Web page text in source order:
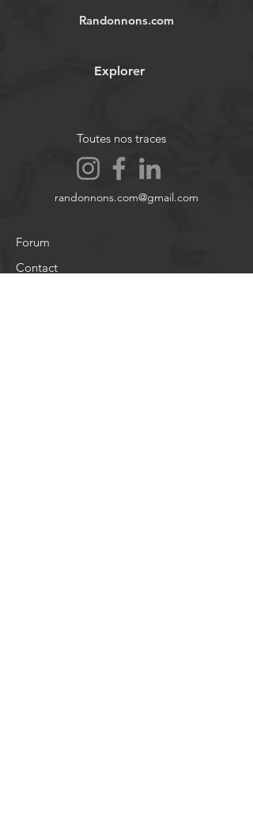
utilisateur est responsable de sa
capacités physiques avant
dommage matériel.
Images et vidéos non contractuelles.
Randonnons.com
Explorer
Toutes nos traces
randonnons.com@gmail.com
Forum
Contact